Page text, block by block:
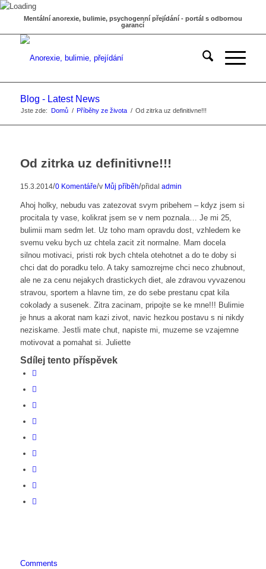
Mentální anorexie, bulimie, psychogenní přejídání - portál s odbornou
garancí
Blog - Latest News
Jste zde: Domů / Příběhy ze života / Od zitrka uz definitivne!!!
Od zitrka uz definitivne!!!
15.3.2014/0 Komentáře/v Můj příběh/přidal admin
Ahoj holky, nebudu vas zatezovat svym pribehem – kdyz jsem si
procitala ty vase, kolikrat jsem se v nem poznala… Je mi 25,
bulimii mam sedm let. Uz toho mam opravdu dost, vzhledem ke
svemu veku bych uz chtela zacit zit normalne. Mam docela
silnou motivaci, pristi rok bych chtela otehotnet a do te doby si
chci dat do poradku telo. A taky samozrejme chci neco zhubnout,
ale ne za cenu nejakych drastickych diet, ale zdravou vyvazenou
stravou, sportem a hlavne tim, ze do sebe prestanu cpat kila
cokolady a susenek. Zitra zacinam, pripojte se ke mne!!! Bulimie
je hnus a akorat nam kazi zivot, navic hezkou postavu s ni nikdy
neziskame. Jestli mate chut, napiste mi, muzeme se vzajemne
motivovat a pomahat si. Juliette
Sdílej tento příspěvek
Comments